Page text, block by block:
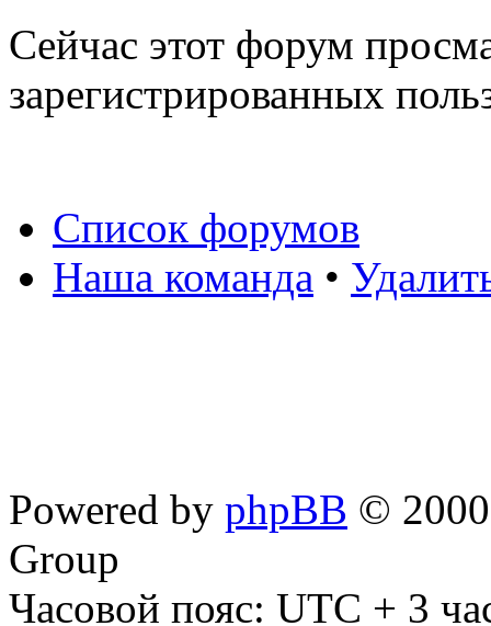
Сейчас этот форум
зарегистрированных
Список форумов
Наша команда •
Powered by phpBB ©
Group
Часовой пояс: UTC + 3